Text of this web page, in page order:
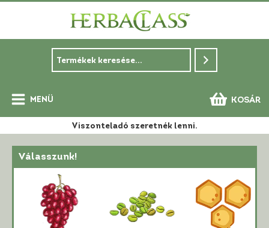
Main
MENÜ KOSÁR
Viszonteladó szeretnék lenni.
Válasszunk!